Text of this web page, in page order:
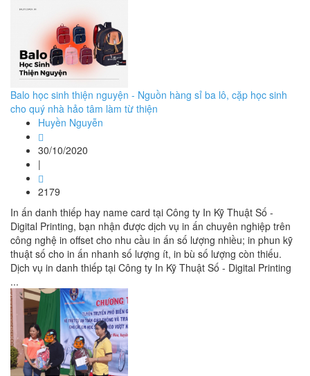
Balo học sinh thiện nguyện - Nguồn hàng sỉ ba lô, cặp học sinh
cho quý nhà hảo tâm làm từ thiện
Huyền Nguyễn
30/10/2020
|
2179
In ấn danh thiếp hay name card tại Công ty In Kỹ Thuật Số -
Digital Printing, bạn nhận được dịch vụ in ấn chuyên nghiệp trên
công nghệ in offset cho nhu cầu in ấn số lượng nhiều; in phun kỹ
thuật số cho in ấn nhanh số lượng ít, in bù số lượng còn thiếu.
Dịch vụ in danh thiếp tại Công ty In Kỹ Thuật Số - Digital Printing
...